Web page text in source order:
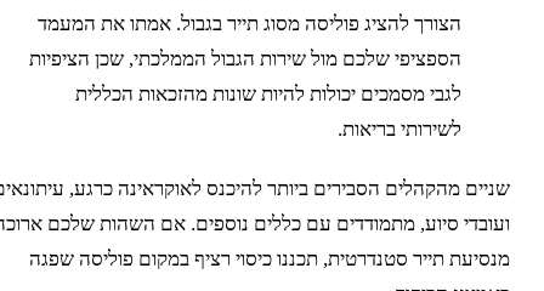
הצורך להציג פוליסה מסוג תייר בגבול. אמתו את המעמד
הספציפי שלכם מול שירות הגבול הממלכתי, שכן הציפיות
לגבי מסמכים יכולות להיות שונות מהזכאות הכללית
לשירותי בריאות.
מהקהלים הסבירים ביותר להיכנס לאוקראינה כרגע, עיתונאים
סיוע, מתמודדים עם כללים נוספים. אם השהות שלכם ארוכה
תייר סטנדרטית, תכננו כיסוי רציף במקום פוליסה שפגה